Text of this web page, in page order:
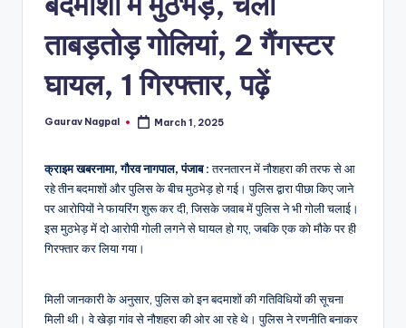
m
ताबड़तोड़ गोलियां, 2 गैंगस्टर
घायल, 1 गिरफ्तार, पढ़ें
Posted
Gaurav Nagpal March 1, 2025
क्राइम खबरनामा, गौरव नागपाल, पंजाब :तरनतारन में नौशहरा की तरफ से आ
रहे तीन बदमाशों और पुलिस के बीच मुठभेड़ हो गई। पुलिस द्वारा पीछा किए जाने
पर आरोपियों ने फायरिंग शुरू कर दी, जिसके जवाब में पुलिस ने भी गोली चलाई।
इस मुठभेड़ में दो आरोपी गोली लगने से घायल हो गए, जबकि एक को मौके पर ही
गिरफ्तार कर लिया गया।
मिली जानकारी के अनुसार, पुलिस को इन बदमाशों की गतिविधियों की सूचना
मिली थी। वे खेड़ा गांव से नौशहरा की ओर आ रहे थे। पुलिस ने रणनीति बनाकर